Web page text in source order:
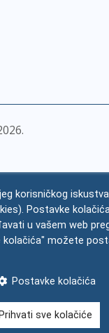
korisničkog
Postavke
u vašem web
kolačića" možete
Postavke kolačića
Prihvati sve kolačiće